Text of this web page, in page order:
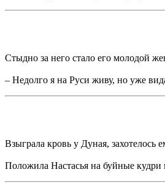
Стыдно за него стало его молодой
– Недолго я на Руси живу, но уже
Взыграла кровь у Дуная, захотелось
Положила Настасья на буйные кудри